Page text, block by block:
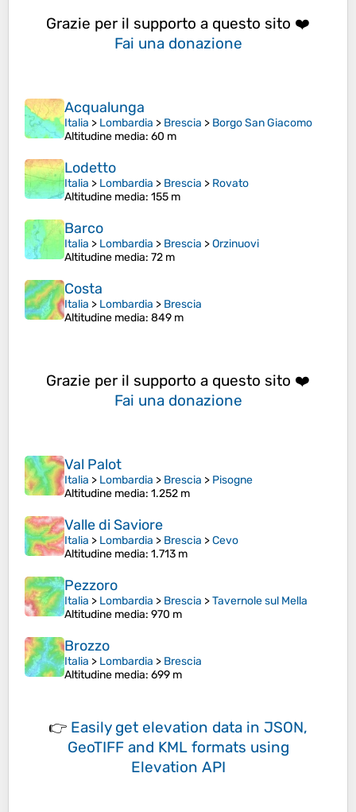
Grazie per il supporto a questo sito ❤️
Fai una donazione
Acqualunga
Italia > Lombardia > Brescia > Borgo San Giacomo
Altitudine media: 60 m
Lodetto
Italia > Lombardia > Brescia > Rovato
Altitudine media: 155 m
Barco
Italia > Lombardia > Brescia >Orzinuovi
Altitudine media: 72 m
Costa
Italia > Lombardia > Brescia
Altitudine media: 849 m
Grazie per il supporto a questo sito ❤️
Fai una donazione
Val Palot
Italia > Lombardia > Brescia > Pisogne
Altitudine media: 1.252 m
Valle di Saviore
Italia > Lombardia > Brescia >Cevo
Altitudine media: 1.713 m
Pezzoro
Italia > Lombardia > Brescia >Tavernole sul Mella
Altitudine media: 970 m
Brozzo
Italia > Lombardia > Brescia
Altitudine media: 699 m
👉 Easily get elevation data in JSON,
GeoTIFF and KML formats using
Elevation API